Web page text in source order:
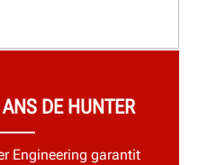
DE HUNTER
Engineering garantit